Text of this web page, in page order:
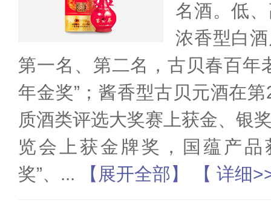
名酒。低
浓香型白
第一名、第二名，古贝春百年
年金奖”；酱香型古贝元酒在
质酒类评选大奖赛上获金、银
览会上获金牌奖，国蕴产品
奖”、 ... 【展开全部】 【 详细